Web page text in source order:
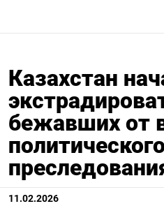
Казахстан
бежавших от
11.02.2026